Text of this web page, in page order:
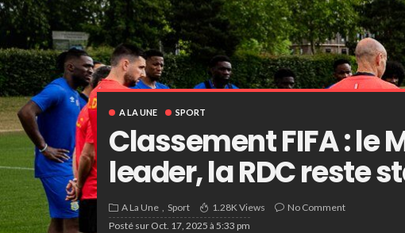
A LA UNE SPORT
Classement FIFA : le
leader, la RDC reste
A La Une Sport 1.28K Views
No Comment
Posté sur Oct. 17, 2025 à 5:33 pm